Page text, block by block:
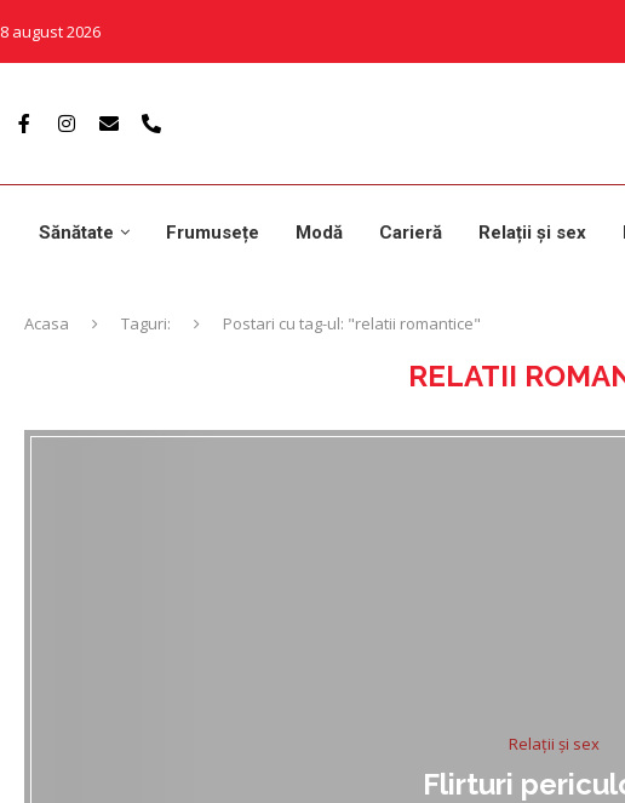
8 august 2026
Sănătate Frumusețe Modă Carieră Relații și sex
Acasa Taguri: Postari cu tag-ul: "relatii romantice"
RELATII
Relații și sex
Flirturi